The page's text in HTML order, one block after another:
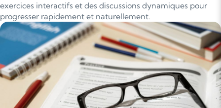
exercices interactifs et des discussions dynamiques pour
progresser rapidement et naturellement.